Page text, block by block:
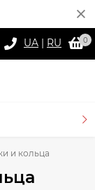
UA | RU 0
и кольца